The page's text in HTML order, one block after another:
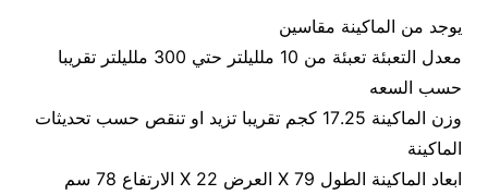
يوجد من الماكينة مقاسين
معدل التعبئة تعبئة من 10 ملليلتر حتي 300 ملليلتر تقريبا
حسب السعه
وزن الماكينة 17.25 كجم تقريبا تزيد او تنقص حسب تحديثات
الماكينة
ابعاد الماكينة الطول 79 X العرض 22 X الارتفاع 78 سم